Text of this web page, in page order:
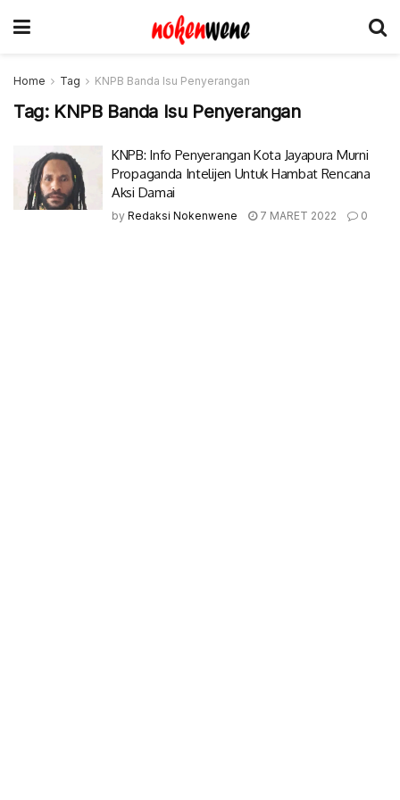
Home Tag KNPB Banda Isu Penyerangan
Tag: KNPB Banda Isu Penyerangan
KNPB: Info Penyerangan Kota Jayapura Murni
Propaganda Intelijen Untuk Hambat Rencana
Aksi Damai
by Redaksi Nokenwene 7 MARET 2022 0